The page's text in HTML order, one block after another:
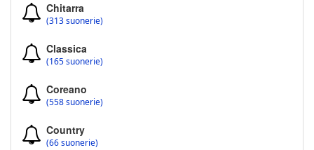
Chitarra
(313 suonerie)
Classica
(165 suonerie)
Coreano
(558 suonerie)
Country
(66 suonerie)